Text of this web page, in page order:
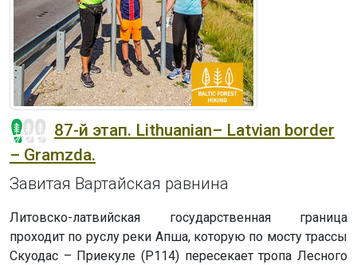
87-й этап. Lithuanian– Latvian border
– Gramzda.
Завитая Вартайская равнина
Литовско-латвийская государственная граница
проходит по руслу реки Апша, которую по мосту трассы
Скуодас – Приекуле (P114) пересекает тропа Лесного